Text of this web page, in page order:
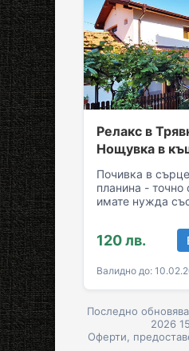
Релакс в
Нощувка в
до седем души
Почивка в
планина - точно
имате нужда
Съберете
120 лв.
Валидно до:
Последно
2026
Оферти,